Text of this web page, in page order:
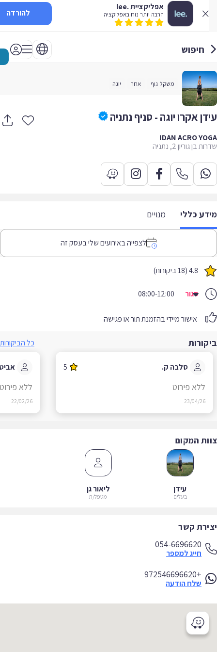
אפליקציית .lee
הרבה יותר נוח באפליקציה להורדה
חיפוש
משקל גוף אחר יוגה
אקרו יוגה - סניף נתניה
IDAN ACRO
בן גוריון 2, נתניה
כללי מנויים
לצפייה באירועים שלי בעסק זה
4.8 (18 ביקורות)
סגור 08:00-12:00
אישור מיידי בהזמנת תור או פגישה
כל הביקורות
סלבה ק. 5
ללא פירוט
23/04/26
אביטל
ללא פירוט
22/02/26
המקום
עידן
בעלים
ליאור גן
מטפל/ת
קשר
054-6696620
חייג למספר
+972546696620
שלח הודעה